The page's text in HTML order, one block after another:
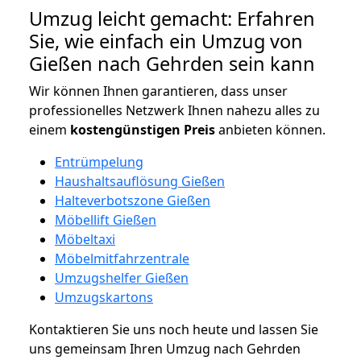
Umzug leicht gemacht: Erfahren
Sie, wie einfach ein Umzug von
Gießen nach Gehrden sein kann
Wir können Ihnen garantieren, dass unser
professionelles Netzwerk Ihnen nahezu alles zu
einem kostengünstigen Preisanbieten können.
Entrümpelung
Haushaltsauflösung Gießen
Halteverbotszone Gießen
Möbellift Gießen
Möbeltaxi
Möbelmitfahrzentrale
Umzugshelfer Gießen
Umzugskartons
Kontaktieren Sie uns noch heute und lassen Sie
uns gemeinsam Ihren Umzug nach Gehrden